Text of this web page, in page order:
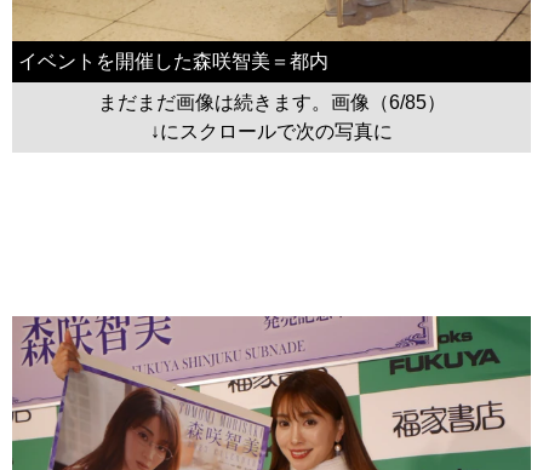
イベントを開催した森咲智美＝都内
まだまだ画像は続きます。画像（6/85）
↓にスクロールで次の写真に